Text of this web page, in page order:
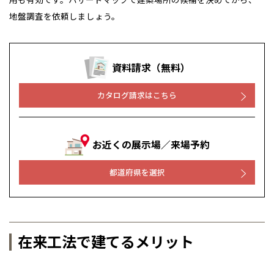
地盤調査を依頼しましょう。
資料請求（無料）
カタログ請求はこちら
お近くの展示場／来場予約
都道府県を選択
在来工法で建てるメリット